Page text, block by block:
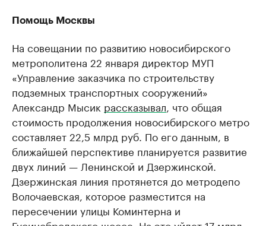
Помощь Москвы
На совещании по развитию новосибирского
метрополитена 22 января директор МУП
«Управление заказчика по строительству
подземных транспортных сооружений»
Александр Мысик рассказывал, что общая
стоимость продолжения новосибирского метро
составляет 22,5 млрд руб. По его данным, в
ближайшей перспективе планируется развитие
двух линий — Ленинской и Дзержинской.
Дзержинская линия протянется до метродепо
Волочаевская, которое разместится на
пересечении улицы Коминтерна и